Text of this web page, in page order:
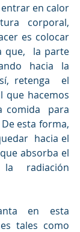
en calor
corporal,
es colocar
que,  la parte
hacia la
retenga  el
que hacemos
comida  para
esta forma,
hacia el
absorba el
la  radiación
en esta
tales como